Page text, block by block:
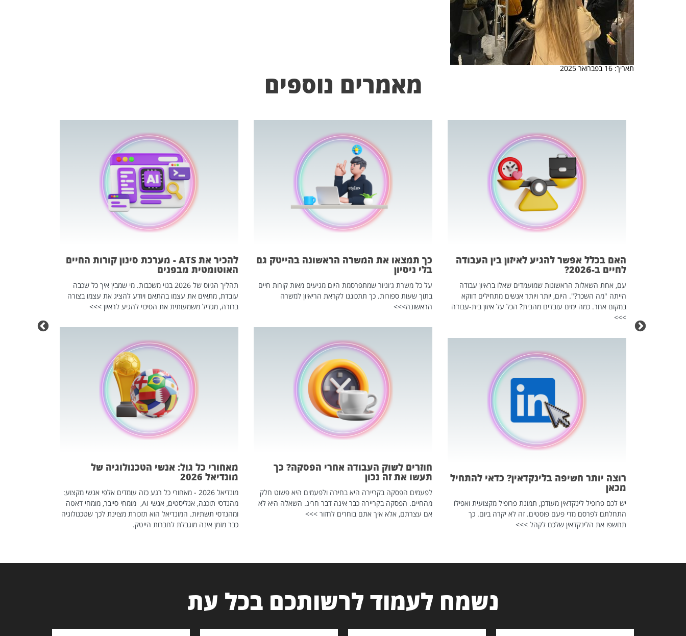
תאריך: 16 בפברואר 2025
מאמרים נוספים
האם בכלל אפשר להגיע לאיזון בין העבודה
לחיים ב-2026?
עם, אחת השאלות הראשונות שמועמדים שאלו בראיון עבודה
הייתה "מה השכר?". היום, יותר ויותר אנשים מתחילים דווקא
במקום אחר. כמה ימים עובדים מהבית? הכל על איזון בית-עבודה
>>>
רוצה יותר חשיפה בלינקדאין? כדאי להתחיל
מכאן
יש לכם פרופיל לינקדאין מעודכן, תמונת פרופיל מקצועית ואפילו
התחלתם לפרסם מדי פעם פוסטים. זה לא יקרה ביום. כך
תחשפו את הלינקדאין שלכם לקהל >>>
כך תמצאו את המשרה הראשונה בהייטק גם
בלי ניסיון
על כל משרת ג'וניור שמתפרסמת היום מגיעים מאות קורות חיים
בתוך שעות ספורות. כך תתכוננו לקראת הריאיון למשרה
הראשונה>>>
חוזרים לשוק העבודה אחרי הפסקה? כך
תעשו את זה נכון
לפעמים הפסקה בקריירה היא בחירה ולפעמים היא פשוט חלק
מהחיים. הפסקה בקריירה כבר אינה דבר חריג. השאלה היא לא
אם עצרתם, אלא איך אתם בוחרים לחזור >>>
להכיר את ATS - מערכת סינון קורות החיים
האוטומטית מבפנים
תהליך הגיוס של 2026 בנוי משכבות. מי שמבין איך כל שכבה
עובדת, מתאים את עצמו בהתאם ויודע להציג את עצמו בצורה
ברורה, מגדיל משמעותית את הסיכוי להגיע לראיון >>>
מאחורי כל גול: אנשי הטכנולוגיה של
מונדיאל 2026
מונדיאל 2026 - מאחורי כל רגע כזה עומדים אלפי אנשי מקצוע:
מהנדסי תוכנה, אנליסטים, אנשי AI, מומחי סייבר, מומחי דאטה
ומהנדסי תשתיות. המונדיאל הוא תזכורת מצוינת לכך שטכנולוגיה
כבר מזמן אינה מוגבלת לחברות הייטק.
נשמח לעמוד לרשותכם בכל עת